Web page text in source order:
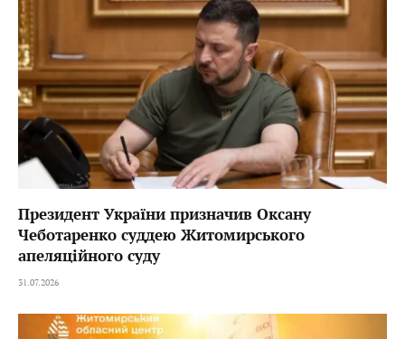
Президент України призначив Оксану
Чеботаренко суддею Житомирського
апеляційного суду
31.07.2026